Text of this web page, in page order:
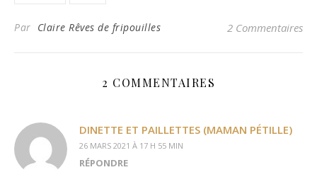
Par Claire Rêves de fripouilles 2 Commentaires
2 COMMENTAIRES
DINETTE ET PAILLETTES (MAMAN PÉTILLE)
26 MARS 2021 À 17 H 55 MIN
RÉPONDRE